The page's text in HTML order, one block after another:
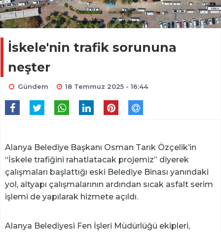
İskele'nin trafik sorununa
neşter
Gündem 18 Temmuz 2025 - 16:44
Alanya Belediye Başkanı Osman Tarık Özçelik’in
“İskele trafiğini rahatlatacak projemiz” diyerek
çalışmaları başlattığı eski Belediye Binası yanındaki
yol, altyapı çalışmalarının ardından sıcak asfalt serim
işlemi de yapılarak hizmete açıldı.
Alanya Belediyesi Fen İşleri Müdürlüğü ekipleri,